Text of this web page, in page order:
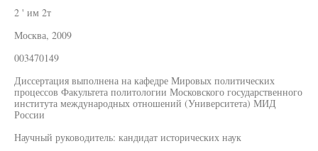
2 ' им 2т
Москва, 2009
003470149
Диссертация выполнена на кафедре Мировых политических
процессов Факультета политологии Московского государственного
института международных отношений (Университета) МИД
России
Научный руководитель: кандидат исторических наук